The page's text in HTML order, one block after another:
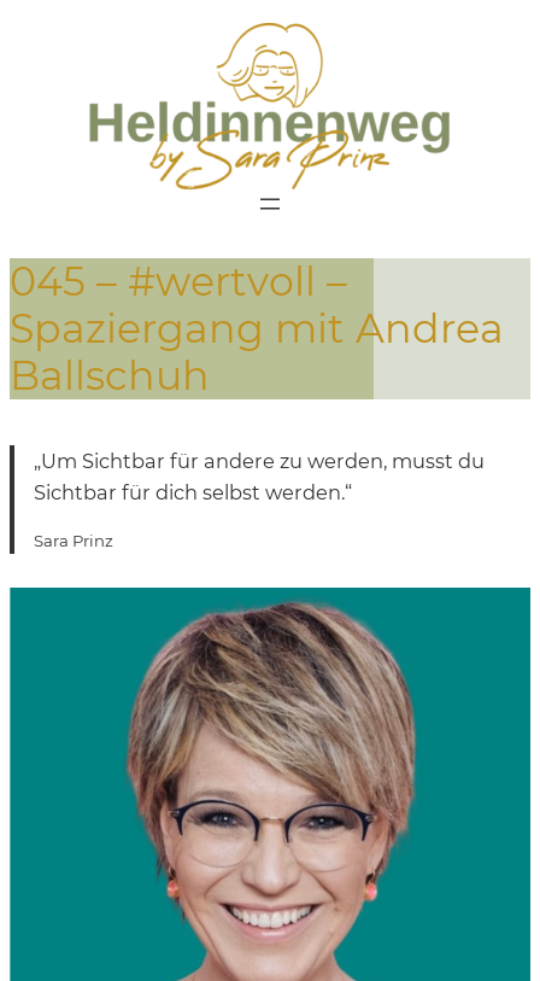
045 – #wertvoll –
Spaziergang mit Andrea
Ballschuh
„Um Sichtbar für andere zu werden, musst du
Sichtbar für dich selbst werden.“
Sara Prinz